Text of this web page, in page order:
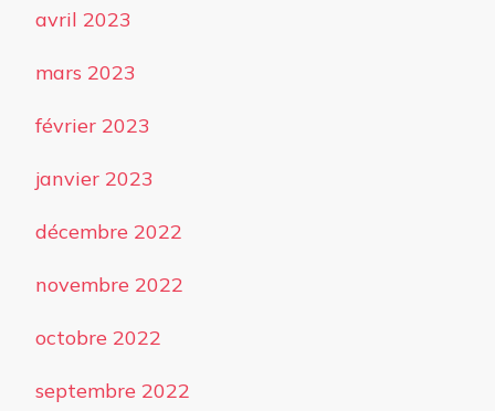
avril 2023
mars 2023
février 2023
janvier 2023
décembre 2022
novembre 2022
octobre 2022
septembre 2022